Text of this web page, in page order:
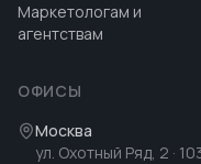
Маркетологам и
агентствам
ОФИСЫ
Москва
ул. Охотный Ряд, 2 ·